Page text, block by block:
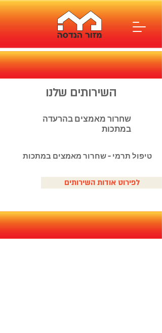
השירותים שלנו
שחרור מאמצים בהרעדה
במתכות
טיפול תרמי - שחרור מאמצים במתכות
לפירוט אודות השירותים